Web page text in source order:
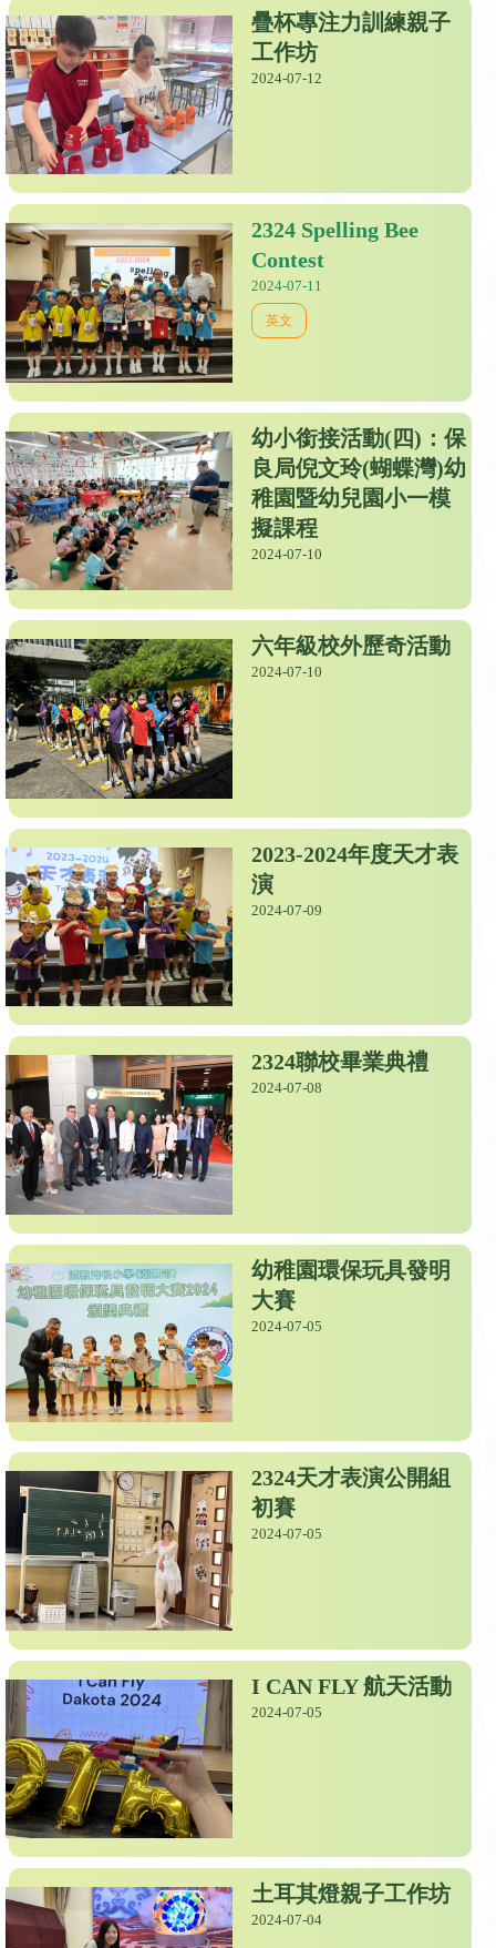
疊杯專注力訓練親子
工作坊
2024-07-12
2324 Spelling Bee
Contest
2024-07-11
英文
幼小銜接活動(四)：保
良局倪文玲(蝴蝶灣)幼
稚園暨幼兒園小一模
擬課程
2024-07-10
六年級校外歷奇活動
2024-07-10
2023-2024年度天才表
演
2024-07-09
2324聯校畢業典禮
2024-07-08
幼稚園環保玩具發明
大賽
2024-07-05
2324天才表演公開組
初賽
2024-07-05
I CAN FLY 航天活動
2024-07-05
土耳其燈親子工作坊
2024-07-04